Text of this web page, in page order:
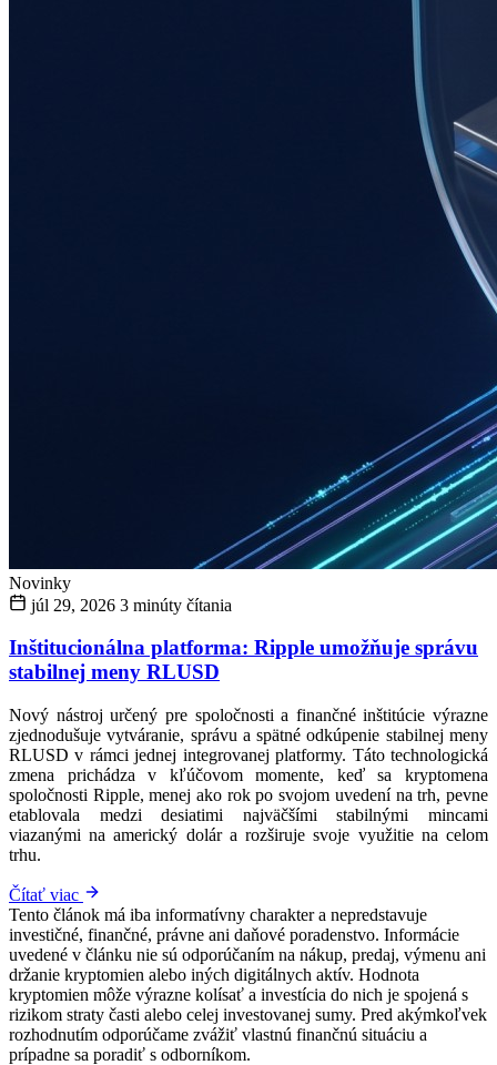
Novinky
júl 29, 2026 3 minúty čítania
Inštitucionálna platforma: Ripple umožňuje správu
stabilnej meny RLUSD
Nový nástroj určený pre spoločnosti a finančné inštitúcie výrazne
zjednodušuje vytváranie, správu a spätné odkúpenie stabilnej meny
RLUSD v rámci jednej integrovanej platformy. Táto technologická
zmena prichádza v kľúčovom momente, keď sa kryptomena
spoločnosti Ripple, menej ako rok po svojom uvedení na trh, pevne
etablovala medzi desiatimi najväčšími stabilnými mincami
viazanými na americký dolár a rozširuje svoje využitie na celom
trhu.
Čítať viac
Tento článok má iba informatívny charakter a nepredstavuje
investičné, finančné, právne ani daňové poradenstvo. Informácie
uvedené v článku nie sú odporúčaním na nákup, predaj, výmenu ani
držanie kryptomien alebo iných digitálnych aktív. Hodnota
kryptomien môže výrazne kolísať a investícia do nich je spojená s
rizikom straty časti alebo celej investovanej sumy. Pred akýmkoľvek
rozhodnutím odporúčame zvážiť vlastnú finančnú situáciu a
prípadne sa poradiť s odborníkom.